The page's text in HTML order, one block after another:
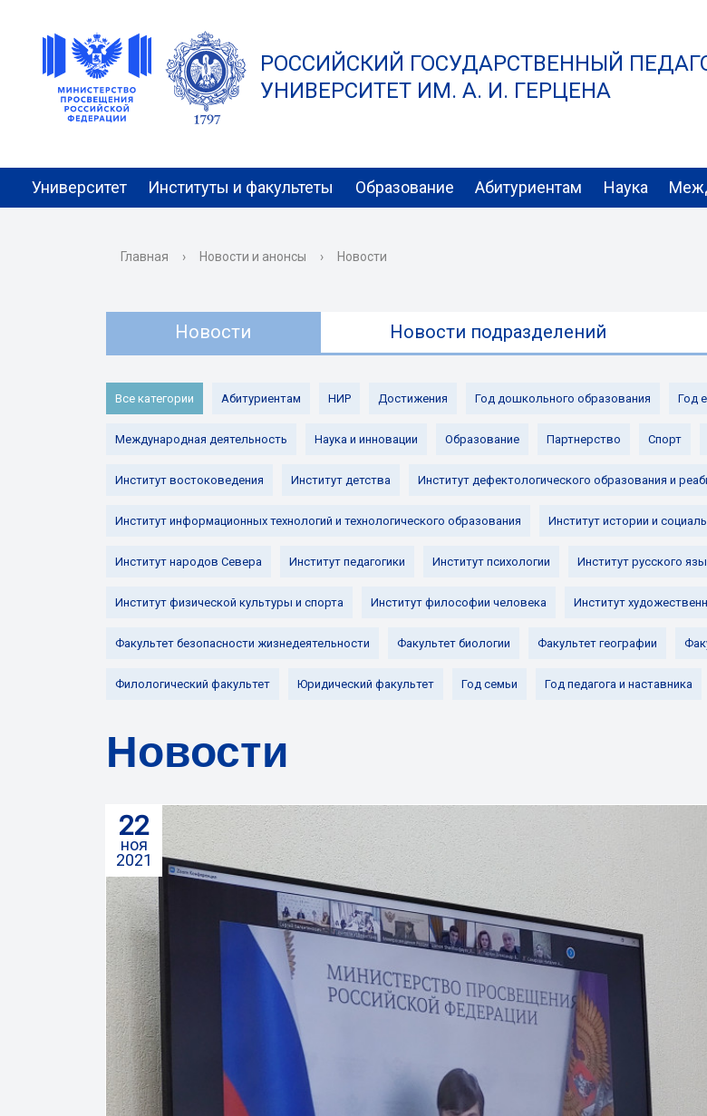
РОССИЙСКИЙ ГОСУДАРСТВЕННЫЙ
УНИВЕРСИТЕТ ИМ. А. И. ГЕРЦЕНА
Университет Институты и факультеты Образование Абитуриентам Наука
Главная › Новости и анонсы › Новости
Новости Новости подразделений
Все категории Абитуриентам НИР Достижения Год дошкольного образования Год
Международная деятельность Наука и инновации Образование Партнерство Спорт
Институт востоковедения Институт детства Институт дефектологического образования и
Институт информационных технологий и технологического образования Институт истории и
Институт народов Севера Институт педагогики Институт психологии Институт русского
Институт физической культуры и спорта Институт философии человека Институт
Факультет безопасности жизнедеятельности Факультет биологии Факультет географии
Филологический факультет Юридический факультет Год семьи Год педагога и наставника
Новости
22
ноя
2021